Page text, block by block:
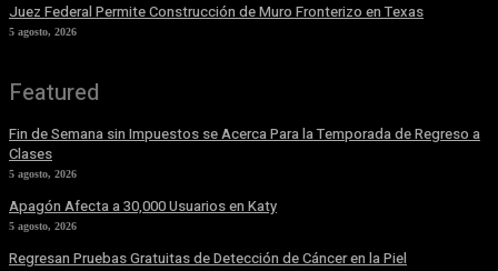
Juez Federal Permite Construcción de Muro Fronterizo en Texas
5 agosto, 2026
Featured
Fin de Semana sin Impuestos se Acerca Para la Temporada de Regreso a
Clases
5 agosto, 2026
Apagón Afecta a 30,000 Usuarios en Katy
5 agosto, 2026
Regresan Pruebas Gratuitas de Detección de Cáncer en la Piel